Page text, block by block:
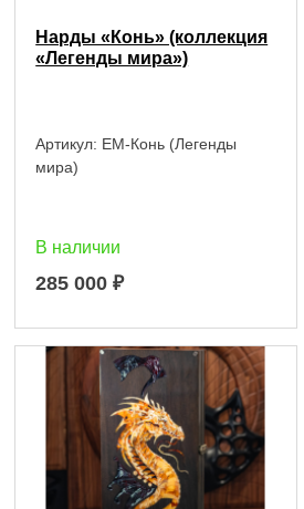
Нарды «Конь» (коллекция
«Легенды мира»)
Артикул: EM-Конь (Легенды
мира)
В наличии
285 000 ₽